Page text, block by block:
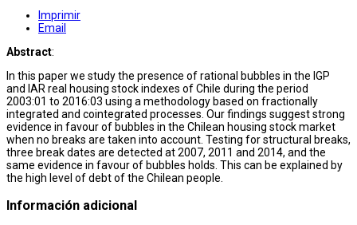
Imprimir
Email
Abstract:
In this paper we study the presence of rational bubbles in the IGP
and IAR real housing stock indexes of Chile during the period
2003:01 to 2016:03 using a methodology based on fractionally
integrated and cointegrated processes. Our findings suggest strong
evidence in favour of bubbles in the Chilean housing stock market
when no breaks are taken into account. Testing for structural breaks,
three break dates are detected at 2007, 2011 and 2014, and the
same evidence in favour of bubbles holds. This can be explained by
the high level of debt of the Chilean people.
Información adicional